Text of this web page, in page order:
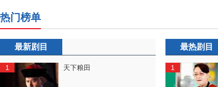
热门榜单
最新剧目
1 天下粮田
最热剧目
1